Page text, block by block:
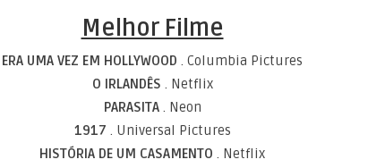
Melhor Filme
ERA UMA VEZ EM HOLLYWOOD . Columbia Pictures
O IRLANDÊS . Netflix
PARASITA . Neon
1917 . Universal Pictures
HISTÓRIA DE UM CASAMENTO . Netflix